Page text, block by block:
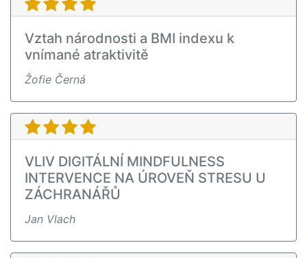
Vztah národnosti a BMI indexu k
vnímané atraktivitě
Žofie Černá
VLIV DIGITÁLNÍ MINDFULNESS
INTERVENCE NA ÚROVEŇ STRESU U
ZÁCHRANÁŘŮ
Jan Vlach